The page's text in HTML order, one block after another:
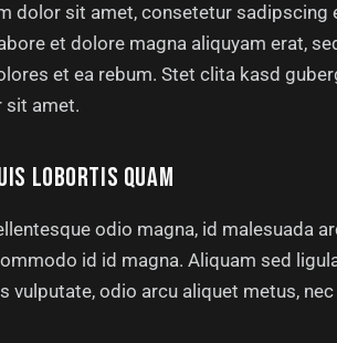
dolor sit amet, consetetur
et dolore magna aliquyam erat,
et ea rebum. Stet clita kasd
sit amet.
LOBORTIS QUAM
odio magna, id malesuada
id id magna. Aliquam sed
vulputate, odio arcu aliquet metus,